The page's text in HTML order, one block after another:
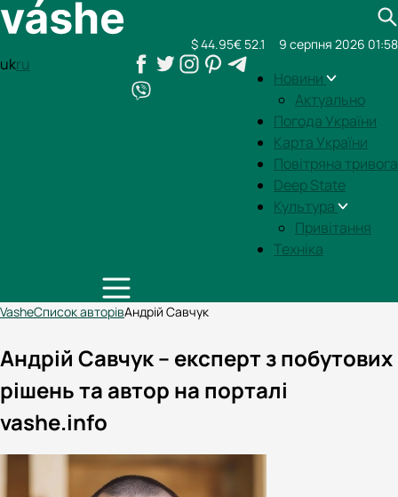
ukru
Новини
Актуально
Погода України
Карта України
Повітряна тривога
Deep State
Культура
Привітання
Техніка
$ 44.95€ 52.1 9 серпня 2026 01:58
VasheСписок авторівАндрій Савчук
Андрій Савчук – експерт з побутових
рішень та автор на порталі
vashe.info